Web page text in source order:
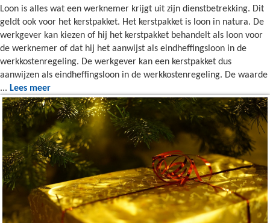
Loon is alles wat een werknemer krijgt uit zijn dienstbetrekking. Dit
geldt ook voor het kerstpakket. Het kerstpakket is loon in natura. De
werkgever kan kiezen of hij het kerstpakket behandelt als loon voor
de werknemer of dat hij het aanwijst als eindheffingsloon in de
werkkostenregeling. De werkgever kan een kerstpakket dus
aanwijzen als eindheffingsloon in de werkkostenregeling. De waarde
... Lees meer